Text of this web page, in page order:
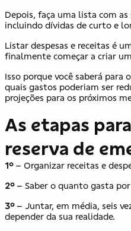
Depois, faça uma lista com as
incluindo dívidas de curto e
Listar despesas e receitas é
finalmente começar a criar
Isso porque você saberá para
quais gastos poderiam ser
projeções para os próximos
As etapas
reserva de
1º– Organizar receitas e
2º– Saber o quanto gasta por
3º– Juntar, em média, seis
depender da sua realidade.